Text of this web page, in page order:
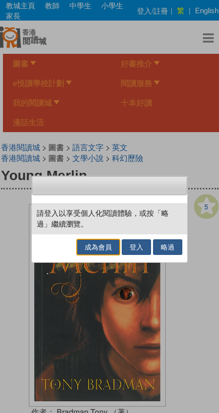
Skip
main
content
教城主頁 教師 中學生
小學生
家長
登入/註冊 | 繁 | English
圖書 好書推介
e悅讀學校計劃 閱讀服務
我的閱讀城 十本好讀
漫話生活
香港閱讀城> 圖書 > 語言文字> 英文
香港閱讀城> 圖書 > 文學小說 > 科幻歷險
Young Merlin
5
請登入以享受個人化閱讀體驗，或按「略
過」繼續瀏覽。
成為會員 登入 略過